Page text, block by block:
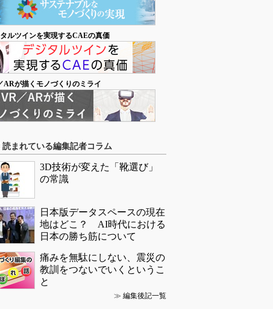
ルツインを実現するCAEの真価
ARが描くモノづくりのミライ
読まれている編集記者コラム
3D技術が変えた「靴選び」
の常識
日本版データスペースの現在
地はどこ？ AI時代における
日本の勝ち筋について
痛みを無駄にしない、震災の
教訓をつないでいくというこ
と
≫ 編集後記一覧